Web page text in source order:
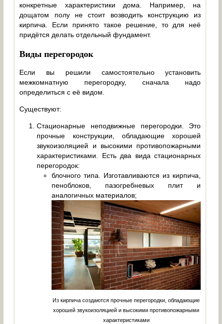
конкретные характеристики дома. Например, на
дощатом полу не стоит возводить конструкцию из
кирпича. Если принято такое решение, то для неё
придётся делать отдельный фундамент.
Виды перегородок
Если вы решили самостоятельно установить
межкомнатную перегородку, сначала надо
определиться с её видом.
Существуют:
Стационарные неподвижные перегородки. Это
прочные конструкции, обладающие хорошей
звукоизоляцией и высокими противопожарными
характеристиками. Есть два вида стационарных
перегородок:
блочного типа. Изготавливаются из кирпича,
пеноблоков, пазогребневых плит и
аналогичных материалов;
Из кирпича создаются прочные перегородки, обладающие
хорошей звукоизоляцией и высокими противопожарными
характеристиками